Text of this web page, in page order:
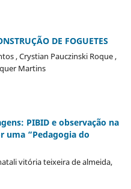
DE FOGUETES
, Crystian Pauczinski Roque ,
Martins
PIBID e observação na
uma “Pedagogia do
vitória teixeira de almeida,